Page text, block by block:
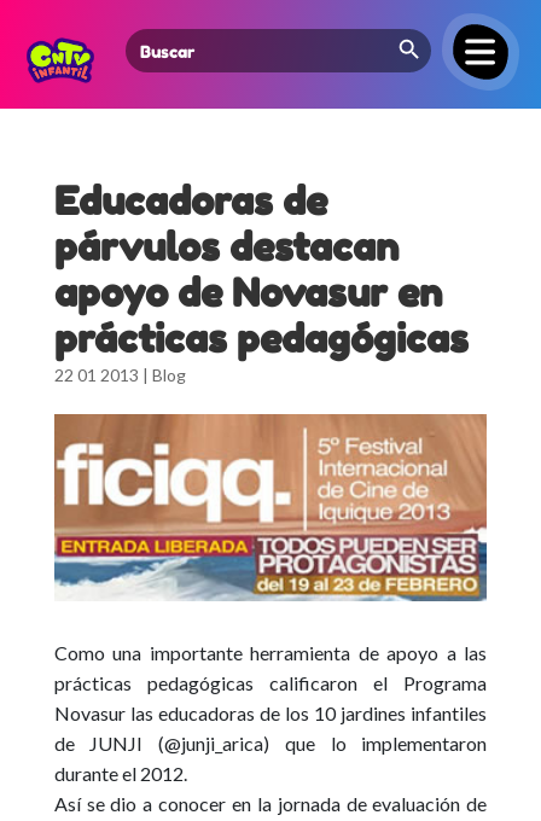
Search
for:
Search Button
Educadoras de
párvulos destacan
apoyo de Novasur en
prácticas pedagógicas
22 01 2013 | Blog
Como una importante herramienta de apoyo a las
prácticas pedagógicas calificaron el Programa
Novasur las educadoras de los 10 jardines infantiles
de JUNJI (@junji_arica) que lo implementaron
durante el 2012.
Así se dio a conocer en la jornada de evaluación de